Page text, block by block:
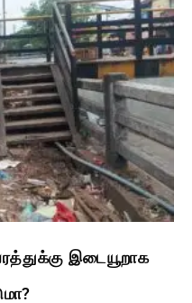
இடையூறாக